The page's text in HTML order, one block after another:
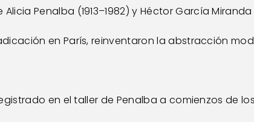
Penalba (1913–1982) y Héctor García Miranda
en París, reinventaron la abstracción
en el taller de Penalba a comienzos de